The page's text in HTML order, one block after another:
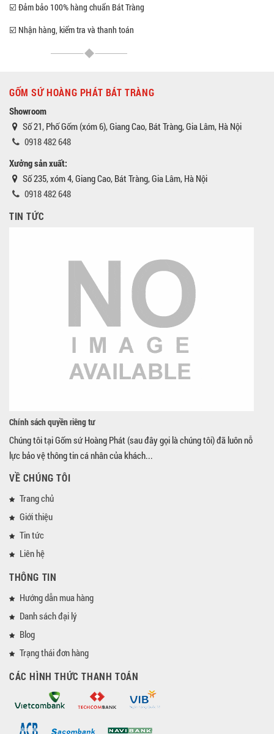
☑️ Đảm bảo 100% hàng chuẩn Bát Tràng
☑️ Nhận hàng, kiểm tra và thanh toán
GỐM SỨ HOÀNG PHÁT BÁT TRÀNG
Showroom
Số 21, Phố Gốm (xóm 6), Giang Cao, Bát Tràng, Gia Lâm, Hà Nội
0918 482 648
Xưởng sản xuất:
Số 235, xóm 4, Giang Cao, Bát Tràng, Gia Lâm, Hà Nội
0918 482 648
TIN TỨC
Chính sách quyền riêng tư
Chúng tôi tại Gốm sứ Hoàng Phát (sau đây gọi là chúng tôi) đã luôn nỗ
lực bảo vệ thông tin cá nhân của khách...
VỀ CHÚNG TÔI
Trang chủ
Giới thiệu
Tin tức
Liên hệ
THÔNG TIN
Hướng dẫn mua hàng
Danh sách đại lý
Blog
Trạng thái đơn hàng
CÁC HÌNH THỨC THANH TOÁN